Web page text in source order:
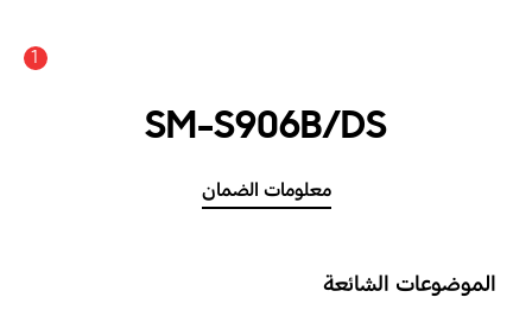
1
SM-S906B/DS
معلومات الضمان
الموضوعات الشائعة